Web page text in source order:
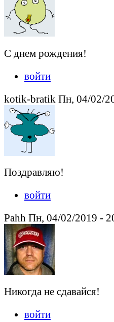
С днем рождения!
войти
kotik-bratik Пн, 04/02/
Поздравляю!
войти
Pahh Пн, 04/02/2019 -
Никогда не сдавайся!
войти